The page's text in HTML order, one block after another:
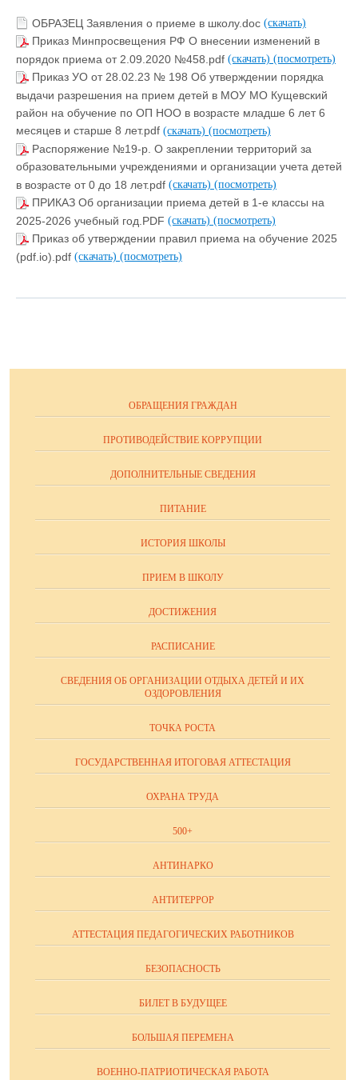
ОБРАЗЕЦ Заявления о приеме в школу.doc (скачать)
Приказ Минпросвещения РФ О внесении изменений в
порядок приема от 2.09.2020 №458.pdf (скачать) (посмотреть)
Приказ УО от 28.02.23 № 198 Об утверждении порядка
выдачи разрешения на прием детей в МОУ МО Кущевский
район на обучение по ОП НОО в возрасте младше 6 лет 6
месяцев и старше 8 лет.pdf (скачать) (посмотреть)
Распоряжение №19-р. О закреплении территорий за
образовательными учреждениями и организации учета детей
в возрасте от 0 до 18 лет.pdf (скачать) (посмотреть)
ПРИКАЗ Об организации приема детей в 1-е классы на
2025-2026 учебный год.PDF (скачать) (посмотреть)
Приказ об утверждении правил приема на обучение 2025
(pdf.io).pdf (скачать) (посмотреть)
ОБРАЩЕНИЯ ГРАЖДАН
ПРОТИВОДЕЙСТВИЕ КОРРУПЦИИ
ДОПОЛНИТЕЛЬНЫЕ СВЕДЕНИЯ
ПИТАНИЕ
ИСТОРИЯ ШКОЛЫ
ПРИЕМ В ШКОЛУ
ДОСТИЖЕНИЯ
РАСПИСАНИЕ
СВЕДЕНИЯ ОБ ОРГАНИЗАЦИИ ОТДЫХА ДЕТЕЙ И ИХ
ОЗДОРОВЛЕНИЯ
ТОЧКА РОСТА
ГОСУДАРСТВЕННАЯ ИТОГОВАЯ АТТЕСТАЦИЯ
ОХРАНА ТРУДА
500+
АНТИНАРКО
АНТИТЕРРОР
АТТЕСТАЦИЯ ПЕДАГОГИЧЕСКИХ РАБОТНИКОВ
БЕЗОПАСНОСТЬ
БИЛЕТ В БУДУЩЕЕ
БОЛЬШАЯ ПЕРЕМЕНА
ВОЕННО-ПАТРИОТИЧЕСКАЯ РАБОТА